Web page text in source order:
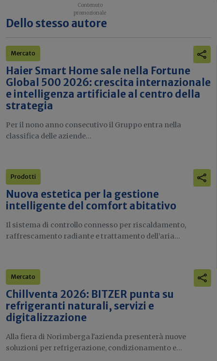
Dello stesso autore
Mercato
Haier Smart Home sale nella Fortune
Global 500 2026: crescita internazionale
e intelligenza artificiale al centro della
strategia
Per il nono anno consecutivo il Gruppo entra nella
classifica delle aziende...
Prodotti
Nuova estetica per la gestione
intelligente del comfort abitativo
Il sistema di controllo connesso per riscaldamento,
raffrescamento radiante e trattamento dell’aria...
Mercato
Chillventa 2026: BITZER punta su
refrigeranti naturali, servizi e
digitalizzazione
Alla fiera di Norimberga l'azienda presenterà nuove
soluzioni per refrigerazione, condizionamento e...